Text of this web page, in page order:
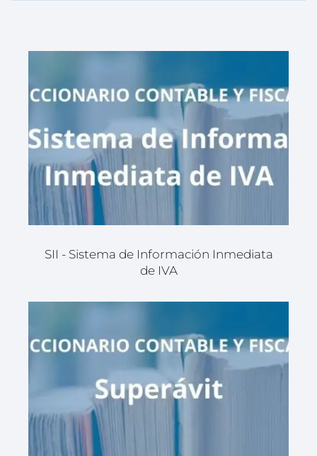
SII - Sistema de Información Inmediata
de IVA